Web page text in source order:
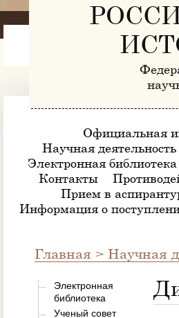
Официальная
Научная деятельность
Электронная библиотека
Контакты
Прием в
Информация о
Главная > Научная
Электронная
библиотека
Ученый совет